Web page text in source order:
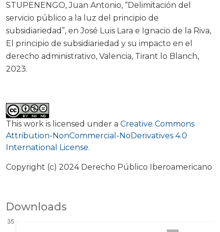
This work is licensed under a Creative Commons
Attribution-NonCommercial-NoDerivatives 4.0
International License.
Copyright (c) 2024 Derecho Público Iberoamericano
Downloads
STUPENENGO, Juan Antonio, “Delimitación del
servicio público a la luz del principio de
subsidiariedad”, en José Luis Lara e Ignacio de la Riva,
El principio de subsidiariedad y su impacto en el
derecho administrativo, Valencia, Tirant lo Blanch,
2023.